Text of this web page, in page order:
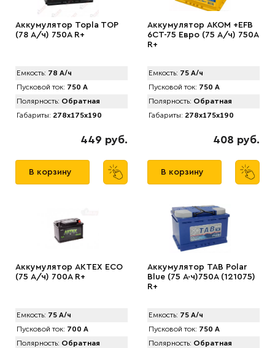
Аккумулятор Topla TOP
(78 А/ч) 750А R+
Емкость: 78 А/ч
Пусковой ток: 750 А
Полярность: Обратная
Габариты: 278x175x190
449 руб.
В корзину
Аккумулятор AКОМ +EFB
6CT-75 Евро (75 А/ч) 750А
R+
Емкость: 75 А/ч
Пусковой ток: 750 А
Полярность: Обратная
Габариты: 278x175x190
408 руб.
В корзину
Аккумулятор AKTEX ECO
(75 А/ч) 700A R+
Емкость: 75 А/ч
Пусковой ток: 700 А
Полярность: Обратная
Аккумулятор TAB Polar
Blue (75 А·ч)750А (121075)
R+
Емкость: 75 А/ч
Пусковой ток: 750 А
Полярность: Обратная